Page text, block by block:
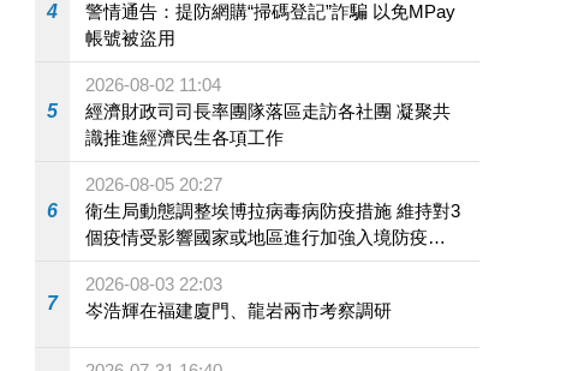
4
警情通告：提防網購“掃碼登記”詐騙 以免MPay
帳號被盜用
5
2026-08-02 11:04
經濟財政司司長率團隊落區走訪各社團 凝聚共
識推進經濟民生各項工作
6
2026-08-05 20:27
衛生局動態調整埃博拉病毒病防疫措施 維持對3
個疫情受影響國家或地區進行加強入境防疫措
施
7
2026-08-03 22:03
岑浩輝在福建廈門、龍岩兩市考察調研